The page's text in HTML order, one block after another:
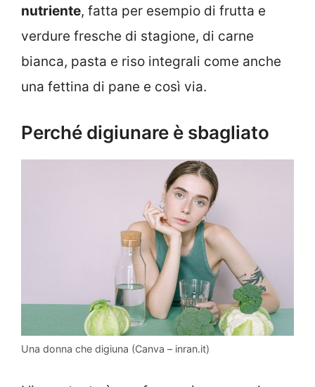
nutriente, fatta per esempio di frutta e
verdure fresche di stagione, di carne
bianca, pasta e riso integrali come anche
una fettina di pane e così via.
Perché digiunare è sbagliato
Una donna che digiuna (Canva – inran.it)